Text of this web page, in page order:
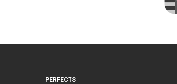
PERFECTS